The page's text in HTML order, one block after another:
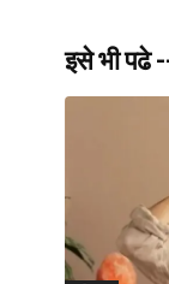
इसे भी पढे